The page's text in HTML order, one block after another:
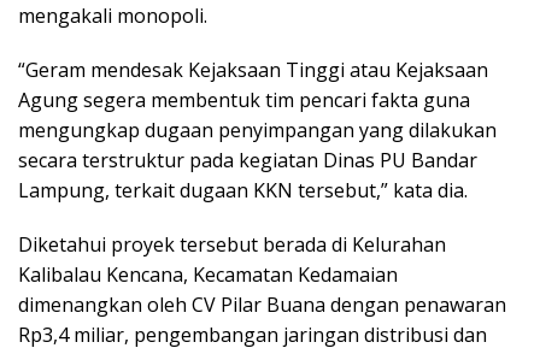
mengakali monopoli.
“Geram mendesak Kejaksaan Tinggi atau Kejaksaan
Agung segera membentuk tim pencari fakta guna
mengungkap dugaan penyimpangan yang dilakukan
secara terstruktur pada kegiatan Dinas PU Bandar
Lampung, terkait dugaan KKN tersebut,” kata dia.
Diketahui proyek tersebut berada di Kelurahan
Kalibalau Kencana, Kecamatan Kedamaian
dimenangkan oleh CV Pilar Buana dengan penawaran
Rp3,4 miliar, pengembangan jaringan distribusi dan